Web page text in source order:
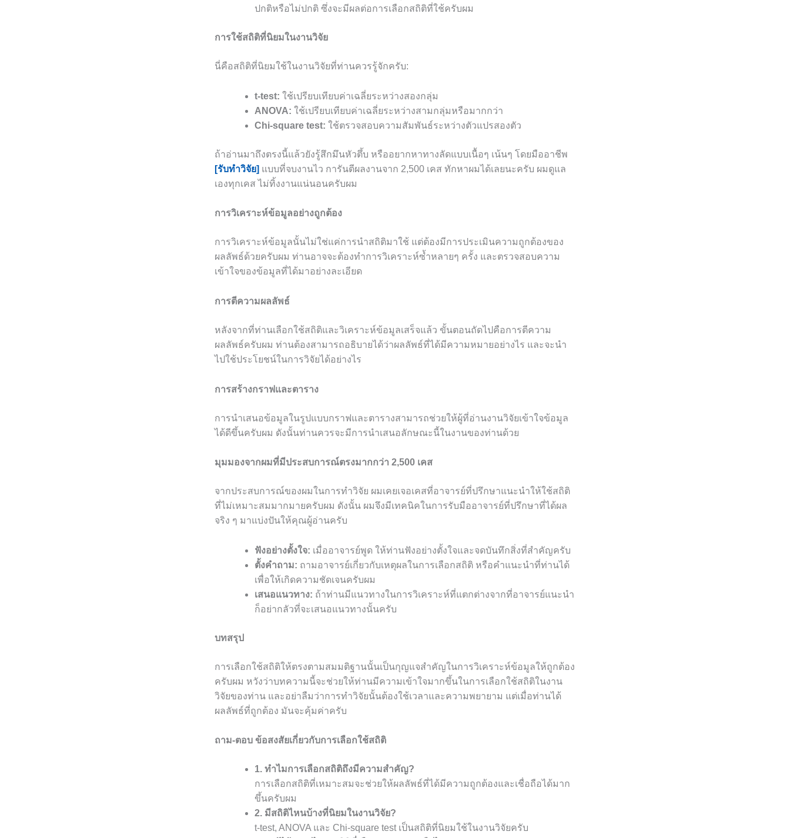
ปกติหรือไม่ปกติ ซึ่งจะมีผลต่อการเลือกสถิติที่ใช้ครับผม
การใช้สถิติที่นิยมในงานวิจัย
นี่คือสถิติที่นิยมใช้ในงานวิจัยที่ท่านควรรู้จักครับ:
t-test: ใช้เปรียบเทียบค่าเฉลี่ยระหว่างสองกลุ่ม
ANOVA: ใช้เปรียบเทียบค่าเฉลี่ยระหว่างสามกลุ่มหรือมากกว่า
Chi-square test: ใช้ตรวจสอบความสัมพันธ์ระหว่างตัวแปรสองตัว
ถ้าอ่านมาถึงตรงนี้แล้วยังรู้สึกมึนหัวตึ้บ หรืออยากหาทางลัดแบบเนื้อๆ เน้นๆ โดยมืออาชีพ
[รับทำวิจัย] แบบที่จบงานไว การันตีผลงานจาก 2,500 เคส ทักหาผมได้เลยนะครับ ผมดูแล
เองทุกเคส ไม่ทิ้งงานแน่นอนครับผม
การวิเคราะห์ข้อมูลอย่างถูกต้อง
การวิเคราะห์ข้อมูลนั้นไม่ใช่แค่การนำสถิติมาใช้ แต่ต้องมีการประเมินความถูกต้องของ
ผลลัพธ์ด้วยครับผม ท่านอาจจะต้องทำการวิเคราะห์ซ้ำหลายๆ ครั้ง และตรวจสอบความ
เข้าใจของข้อมูลที่ได้มาอย่างละเอียด
การตีความผลลัพธ์
หลังจากที่ท่านเลือกใช้สถิติและวิเคราะห์ข้อมูลเสร็จแล้ว ขั้นตอนถัดไปคือการตีความ
ผลลัพธ์ครับผม ท่านต้องสามารถอธิบายได้ว่าผลลัพธ์ที่ได้มีความหมายอย่างไร และจะนำ
ไปใช้ประโยชน์ในการวิจัยได้อย่างไร
การสร้างกราฟและตาราง
การนำเสนอข้อมูลในรูปแบบกราฟและตารางสามารถช่วยให้ผู้ที่อ่านงานวิจัยเข้าใจข้อมูล
ได้ดีขึ้นครับผม ดังนั้นท่านควรจะมีการนำเสนอลักษณะนี้ในงานของท่านด้วย
มุมมองจากผมที่มีประสบการณ์ตรงมากกว่า 2,500 เคส
จากประสบการณ์ของผมในการทำวิจัย ผมเคยเจอเคสที่อาจารย์ที่ปรึกษาแนะนำให้ใช้สถิติ
ที่ไม่เหมาะสมมากมายครับผม ดังนั้น ผมจึงมีเทคนิคในการรับมืออาจารย์ที่ปรึกษาที่ได้ผล
จริง ๆ มาแบ่งปันให้คุณผู้อ่านครับ
ฟังอย่างตั้งใจ: เมื่ออาจารย์พูด ให้ท่านฟังอย่างตั้งใจและจดบันทึกสิ่งที่สำคัญครับ
ตั้งคำถาม: ถามอาจารย์เกี่ยวกับเหตุผลในการเลือกสถิติ หรือคำแนะนำที่ท่านได้
เพื่อให้เกิดความชัดเจนครับผม
เสนอแนวทาง: ถ้าท่านมีแนวทางในการวิเคราะห์ที่แตกต่างจากที่อาจารย์แนะนำ
ก็อย่ากลัวที่จะเสนอแนวทางนั้นครับ
บทสรุป
การเลือกใช้สถิติให้ตรงตามสมมติฐานนั้นเป็นกุญแจสำคัญในการวิเคราะห์ข้อมูลให้ถูกต้อง
ครับผม หวังว่าบทความนี้จะช่วยให้ท่านมีความเข้าใจมากขึ้นในการเลือกใช้สถิติในงาน
วิจัยของท่าน และอย่าลืมว่าการทำวิจัยนั้นต้องใช้เวลาและความพยายาม แต่เมื่อท่านได้
ผลลัพธ์ที่ถูกต้อง มันจะคุ้มค่าครับ
ถาม-ตอบ ข้อสงสัยเกี่ยวกับการเลือกใช้สถิติ
1. ทำไมการเลือกสถิติถึงมีความสำคัญ?
การเลือกสถิติที่เหมาะสมจะช่วยให้ผลลัพธ์ที่ได้มีความถูกต้องและเชื่อถือได้มาก
ขึ้นครับผม
2. มีสถิติไหนบ้างที่นิยมในงานวิจัย?
t-test, ANOVA และ Chi-square test เป็นสถิติที่นิยมใช้ในงานวิจัยครับ